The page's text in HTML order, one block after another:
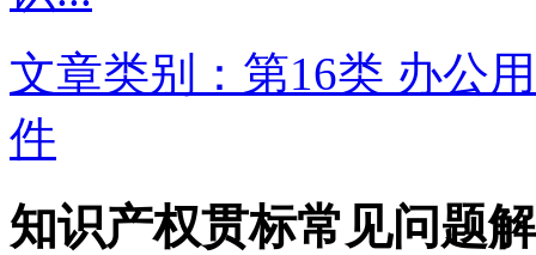
文章类别：第16类 办公
件
知识产权贯标常见问题